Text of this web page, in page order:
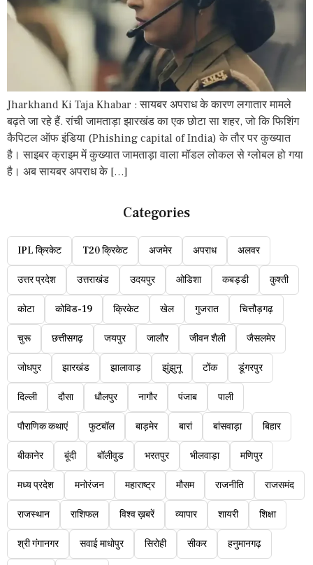
Jharkhand Ki Taja Khabar : सायबर अपराध के कारण लगातार मामले
बढ़ते जा रहे हैं. रांची जामताड़ा झारखंड का एक छोटा सा शहर, जो कि फिशिंग
कैपिटल ऑफ इंडिया (Phishing capital of India) के तौर पर कुख्यात
है। साइबर क्राइम में कुख्यात जामताड़ा वाला मॉडल लोकल से ग्लोबल हो गया
है। अब सायबर अपराध के […]
Categories
IPL क्रिकेट T20 क्रिकेट अजमेर अपराध अलवर
उत्तर प्रदेश उत्तराखंड उदयपुर ओडिशा कबड्डी कुश्ती
कोटा कोविड-19 क्रिकेट खेल गुजरात चित्तौड़गढ़
चुरू छत्तीसगढ़ जयपुर जालौर जीवन शैली जैसलमेर
जोधपुर झारखंड झालावाड़ झुंझुनू टोंक डूंगरपुर
दिल्ली दौसा धौलपुर नागौर पंजाब पाली
पौराणिक कथाएं फुटबॉल बाड़मेर बारां बांसवाड़ा बिहार
बीकानेर बूंदी बॉलीवुड भरतपुर भीलवाड़ा मणिपुर
मध्य प्रदेश मनोरंजन महाराष्ट्र मौसम राजनीति राजसमंद
राजस्थान राशिफल विश्व ख़बरें व्यापार शायरी शिक्षा
श्री गंगानगर सवाई माधोपुर सिरोही सीकर हनुमानगढ़